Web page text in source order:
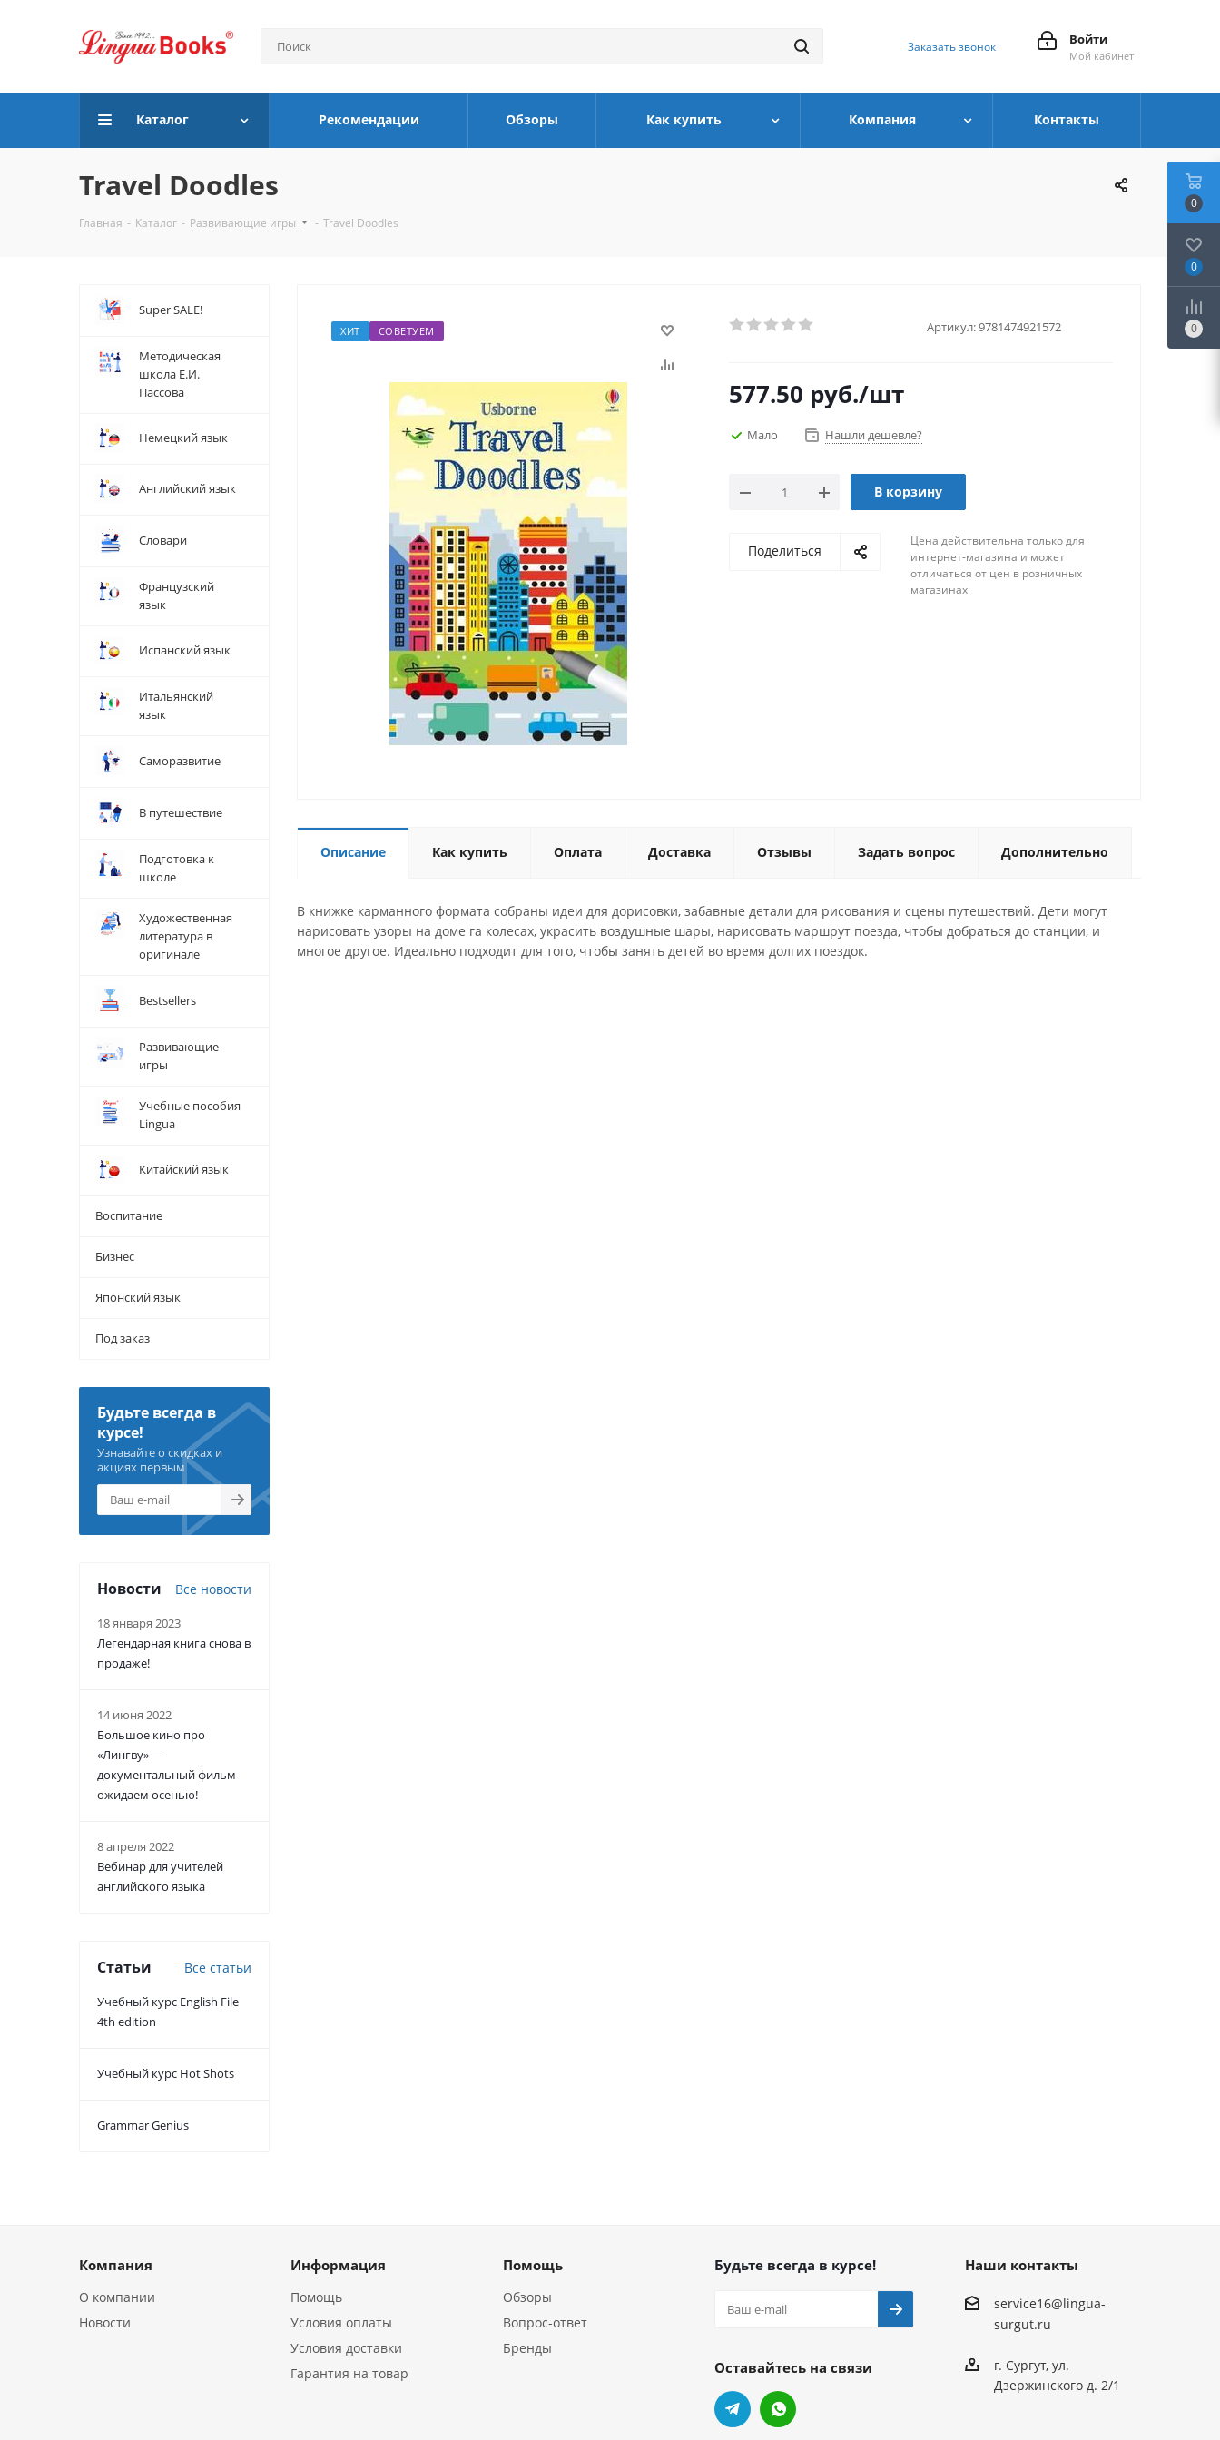
Войти
Мой кабинет
Заказать звонок
Каталог Рекомендации Обзоры Как купить Компания Контакты
Travel Doodles
Главная - Каталог - Развивающие игры - Travel Doodles
ХИТ СОВЕТУЕМ Артикул:9781474921572
577.50 руб./шт
Мало Нашли дешевле?
В корзину
Поделиться
Цена действительна только для
интернет-магазина и может
отличаться от цен в розничных
магазинах
Описание Как купить Оплата Доставка Отзывы Задать вопрос Дополнительно
В книжке карманного формата собраны идеи для дорисовки, забавные детали для рисования и сцены путешествий. Дети могут
нарисовать узоры на доме га колесах, украсить воздушные шары, нарисовать маршрут поезда, чтобы добраться до станции, и
многое другое. Идеально подходит для того, чтобы занять детей во время долгих поездок.
Super SALE!
Методическая
школа Е.И.
Пассова
Немецкий язык
Английский язык
Словари
Французский
язык
Испанский язык
Итальянский
язык
Саморазвитие
В путешествие
Подготовка к
школе
Художественная
литература в
оригинале
Bestsellers
Развивающие
игры
Учебные пособия
Lingua
Китайский язык
Воспитание
Бизнес
Японский язык
Под заказ
Будьте всегда в
курсе!
Узнавайте о скидках и
акциях первым
Новости Все новости
18 января 2023
Легендарная книга снова в
продаже!
14 июня 2022
Большое кино про
«Лингву» —
документальный фильм
ожидаем осенью!
8 апреля 2022
Вебинар для учителей
английского языка
Статьи Все статьи
Учебный курс English File
4th edition
Учебный курс Hot Shots
Grammar Genius
Компания
О компании
Новости
Информация
Помощь
Условия оплаты
Условия доставки
Гарантия на товар
Помощь
Обзоры
Вопрос-ответ
Бренды
Будьте всегда в курсе!
Оставайтесь на связи
Наши контакты
service16@lingua-
surgut.ru
г. Сургут,ул.
Дзержинского д. 2/1
0
0
0